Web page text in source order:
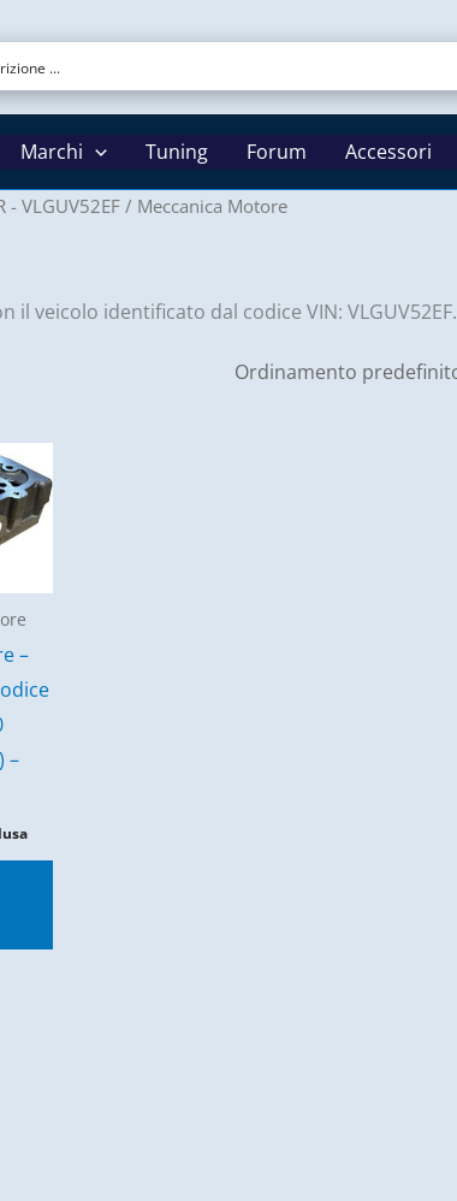
Marchi Tuning Forum Accessori
- VLGUV52EF/ Meccanica Motore
veicolo identificato dal codice VIN: VLGUV52EF.
–
–